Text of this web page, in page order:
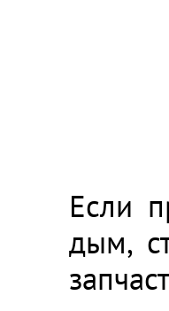
Если
дым,